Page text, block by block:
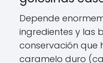
Depende
ingredientes y las
conservación que
caramelo duro